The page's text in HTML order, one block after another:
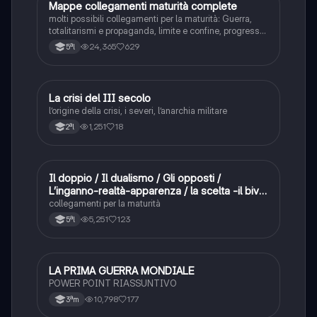
Altro
Mappe collegamenti maturità complete
molti possibili collegamenti per la maturità: Guerra,
totalitarismi e propaganda, limite e confine, progresso,
donna, memoria, tempo, infinito, natura, relativismo
5ªl 24,365 629
Altro
La crisi del III secolo
l’origine della crisi, i severi, l’anarchia militare
2ªl 1,251 18
Altro
Il doppio / Il dualismo / Gli opposti /
L’inganno-realtà-apparenza / la scelta -il bivio
/ simmetria e assimetria
collegamenti per la maturità
5ªl 5,251 123
Altro
LA PRIMA GUERRA MONDIALE
POWER POINT RIASSUNTIVO
3ªm 10,798 177